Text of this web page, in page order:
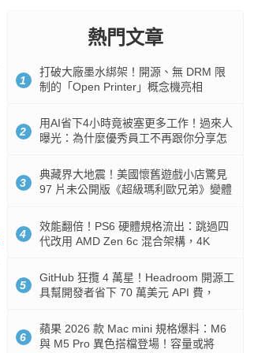
熱門文章
1
打破大廠墨水綁架！開源、無 DRM 限
制的「Open Printer」概念機亮相
2
用AI省下4小時竟被塞更多工作！過來人
曝光：為什麼優秀員工不再跟你分享怎
3
典藏界大地震！美國懷舊遊戲小店驚見
97 片未公開版《超級瑪利歐兄弟》變體
4
效能翻倍！PS6 硬體規格流出：跳過四
代改用 AMD Zen 6c 混合架構，4K
5
GitHub 狂攬 4 萬星！Headroom 開源工
具幫開發者省下 70 萬美元 API 費，
6
蘋果 2026 款 Mac mini 規格爆料：M6
與 M5 Pro 異色搭檔登場！容量或將